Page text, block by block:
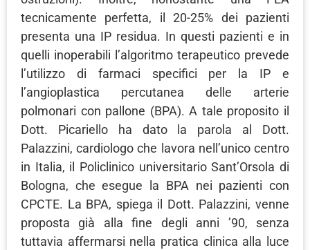
tecnicamente perfetta, il 20-25% dei pazienti
presenta una IP residua. In questi pazienti e in
quelli inoperabili l’algoritmo terapeutico prevede
l’utilizzo di farmaci specifici per la IP e
l’angioplastica percutanea delle arterie
polmonari con pallone (BPA). A tale proposito il
Dott. Picariello ha dato la parola al Dott.
Palazzini, cardiologo che lavora nell’unico centro
in Italia, il Policlinico universitario Sant’Orsola di
Bologna, che esegue la BPA nei pazienti con
CPCTE. La BPA, spiega il Dott. Palazzini, venne
proposta già alla fine degli anni ’90, senza
tuttavia affermarsi nella pratica clinica alla luce